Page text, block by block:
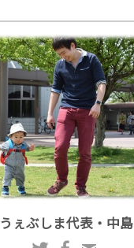
うぇぶしま代表・中島